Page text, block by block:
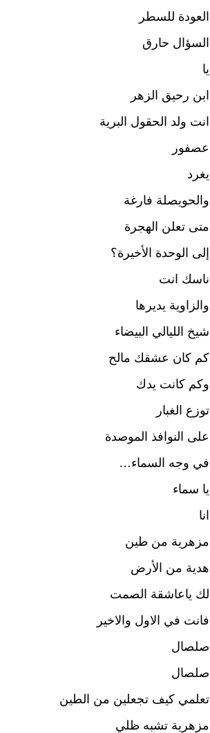
العودة للسطر
السؤال حارق
يا
ابن رحيق الزهر
انت ولد الحقول البرية
عصفور
يغرد
والحويصلة فارغة
متى تعلن الهجرة
إلى الوحدة الأخيرة؟
ناسك انت
والزاوية يديرها
شيخ الليالي البيضاء
كم كان عشقك مالح
وكم كانت يدك
توزع الغبار
على النوافذ الموصدة
في وجه السماء…
يا سماء
انا
مزهرية من طين
هدية من الأرض
لك ياعاشقة الصمت
فانت في الاول والاخير
صلصال
صلصال
تعلمي كيف تجعلين من الطين
مزهرية تشبه ظلي